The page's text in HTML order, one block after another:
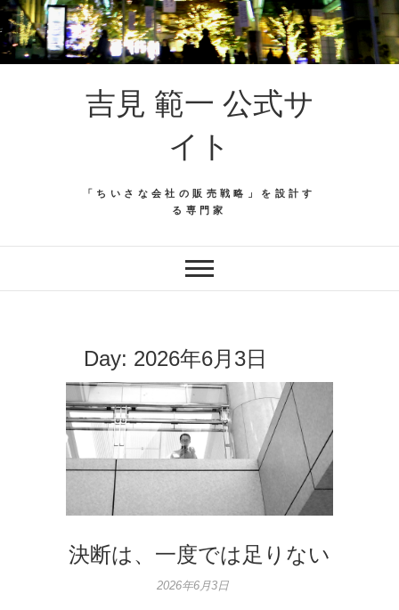
吉見 範一 公式サ
イト
「ちいさな会社の販売戦略」を設計す
る専門家
Day: 2026年6月3日
決断は、一度では足りない
2026年6月3日